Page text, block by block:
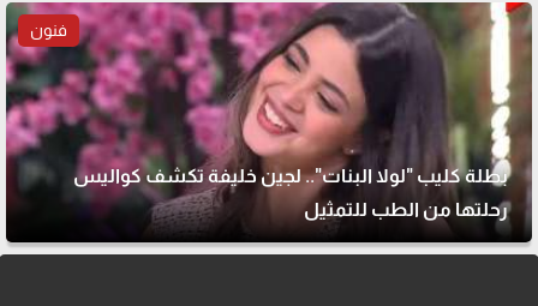
فنون
بطلة كليب "لولا البنات".. لجين خليفة تكشف كواليس
رحلتها من الطب للتمثيل